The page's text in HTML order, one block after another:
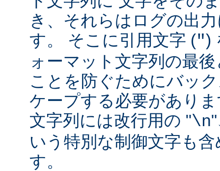
き、それらはログの出
す。 そこに引用文字 (")
ォーマット文字列の最
ことを防ぐためにバッ
ケープする必要があり
文字列には改行用の "\n
いう特別な制御文字も
す。